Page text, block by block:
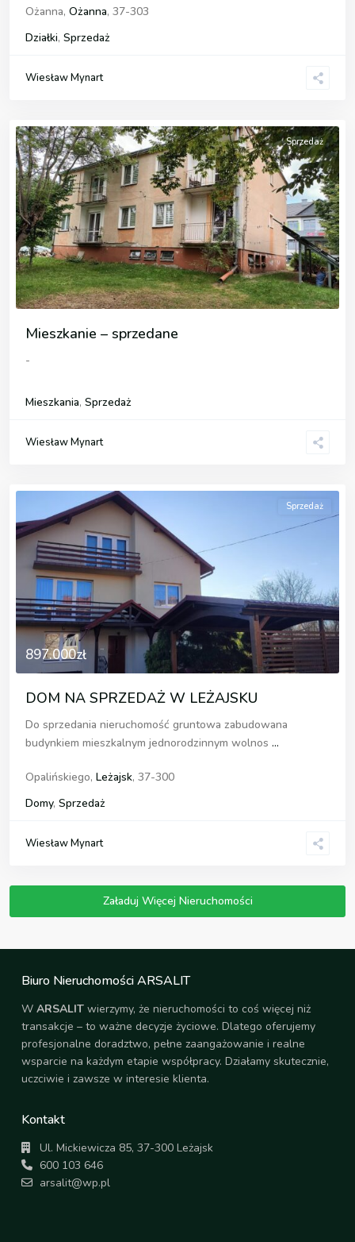
Ożanna, Ożanna, 37-303
Działki, Sprzedaż
Wiesław Mynart
Sprzedaż
Mieszkanie – sprzedane
-
Mieszkania, Sprzedaż
Wiesław Mynart
897.000zł
Sprzedaż
DOM NA SPRZEDAŻ W LEŻAJSKU
Do sprzedania nieruchomość gruntowa zabudowana
budynkiem mieszkalnym jednorodzinnym wolnos ...
Opalińskiego, Leżajsk, 37-300
Domy, Sprzedaż
Wiesław Mynart
Biuro Nieruchomości ARSALIT
W ARSALIT wierzymy, że nieruchomości to coś więcej niż
transakcje – to ważne decyzje życiowe. Dlatego oferujemy
profesjonalne doradztwo, pełne zaangażowanie i realne
wsparcie na każdym etapie współpracy. Działamy skutecznie,
uczciwie i zawsze w interesie klienta.
Kontakt
Ul. Mickiewicza 85, 37-300 Leżajsk
600 103 646
arsalit@wp.pl